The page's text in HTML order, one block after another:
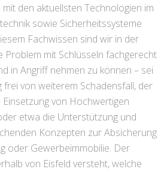
den aktuellsten Technologien im
sowie Sicherheitssysteme
Fachwissen sind wir in der
Problem mit Schlüsseln fachgerecht
in Angriff nehmen zu können – sei
von weiterem Schadensfall, der
von Hochwertigen
etwa die Unterstützung und
Konzepten zur Absicherung
oder Gewerbeimmobilie. Der
von Eisfeld versteht, welche